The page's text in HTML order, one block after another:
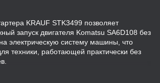
KRAUF STK3499 позволяет
запуск двигателя Komatsu SA6D108 без
электрическую систему машины, что
техники, работающей практически без